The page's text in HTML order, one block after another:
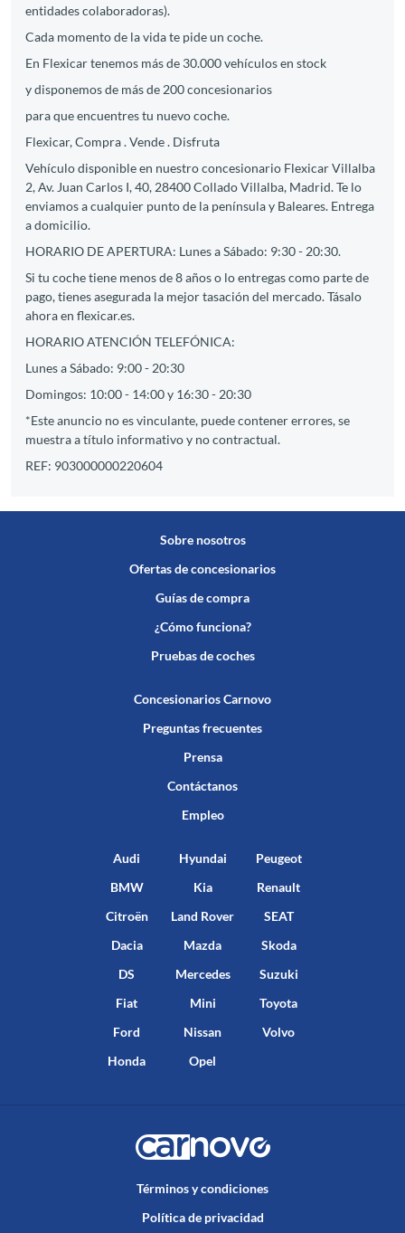
entidades colaboradoras).
Cada momento de la vida te pide un coche.
En Flexicar tenemos más de 30.000 vehículos en stock
y disponemos de más de 200 concesionarios
para que encuentres tu nuevo coche.
Flexicar, Compra . Vende . Disfruta
Vehículo disponible en nuestro concesionario Flexicar Villalba
2, Av. Juan Carlos I, 40, 28400 Collado Villalba, Madrid. Te lo
enviamos a cualquier punto de la península y Baleares. Entrega
a domicilio.
HORARIO DE APERTURA: Lunes a Sábado: 9:30 - 20:30.
Si tu coche tiene menos de 8 años o lo entregas como parte de
pago, tienes asegurada la mejor tasación del mercado. Tásalo
ahora en flexicar.es.
HORARIO ATENCIÓN TELEFÓNICA:
Lunes a Sábado: 9:00 - 20:30
Domingos: 10:00 - 14:00 y 16:30 - 20:30
*Este anuncio no es vinculante, puede contener errores, se
muestra a título informativo y no contractual.
REF: 903000000220604
Sobre nosotros
Ofertas de concesionarios
Guías de compra
¿Cómo funciona?
Pruebas de coches
Concesionarios Carnovo
Preguntas frecuentes
Prensa
Contáctanos
Empleo
Audi
BMW
Citroën
Dacia
DS
Fiat
Ford
Honda
Hyundai
Kia
Land Rover
Mazda
Mercedes
Mini
Nissan
Opel
Peugeot
Renault
SEAT
Skoda
Suzuki
Toyota
Volvo
Términos y condiciones
Política de privacidad